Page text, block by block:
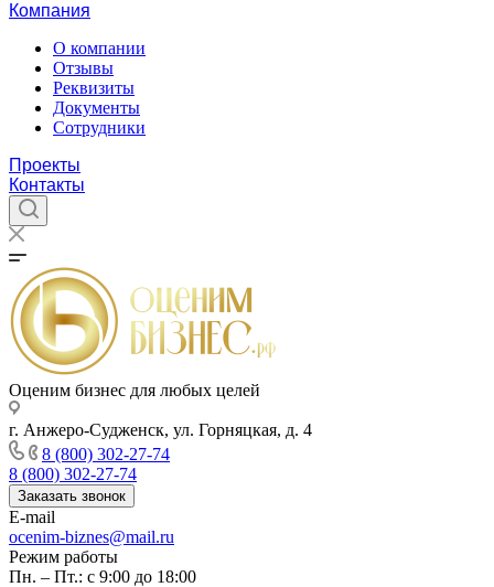
Компания
О компании
Отзывы
Реквизиты
Документы
Сотрудники
Проекты
Контакты
Оценим бизнес для любых целей
г. Анжеро-Судженск, ул. Горняцкая, д. 4
8 (800) 302-27-74
8 (800) 302-27-74
Заказать звонок
E-mail
ocenim-biznes@mail.ru
Режим работы
Пн. – Пт.: с 9:00 до 18:00